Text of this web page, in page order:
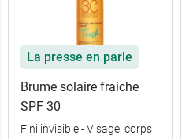
La presse en parle
Brume solaire fraiche
SPF 30
Fini invisible - Visage, corps